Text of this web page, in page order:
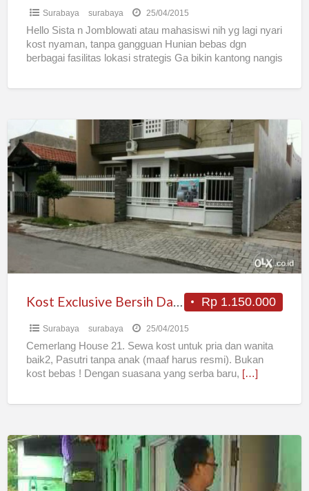
Surabaya surabaya 25/04/2015
Hello Sista n Jomblowati atau mahasiswi nih yg lagi nyari
kost nyaman, tanpa gangguan Hunian bebas dgn
berbagai fasilitas lokasi strategis Ga bikin kantong nangis
Exclusive
Bersih
Dan
Tenang
Untuk
Karyawan
Rp 1.150.000
Surabaya surabaya 25/04/2015
Cemerlang House 21. Sewa kost untuk pria dan wanita
baik2, Pasutri tanpa anak (maaf harus resmi). Bukan
kost bebas ! Dengan suasana yang serba baru, […]
Kost
Suko
Murah